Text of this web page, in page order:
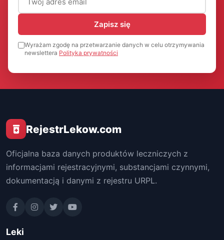
Zapisz się
Wyrażam zgodę na przetwarzanie danych w celu otrzymywania
newslettera Polityka prywatności
RejestrLekow.com
Oficjalna baza danych produktów leczniczych z
informacjami rejestracyjnymi, substancjami czynnymi,
dokumentacją i danymi z rejestru URPL.
Leki